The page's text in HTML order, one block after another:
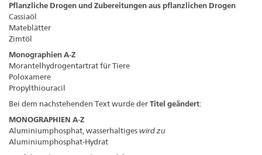
Pflanzliche Drogen und Zubereitungen aus pflanzlichen Drogen
Cassiaöl
Mateblätter
Zimtöl
Monographien A-Z
Morantelhydrogentartrat für Tiere
Poloxamere
Propylthiouracil
Bei dem nachstehenden Text wurde derTitel geändert:
MONOGRAPHIEN A-Z
Aluminiumphosphat, wasserhaltigeswird zu
Aluminiumphosphat-Hydrat